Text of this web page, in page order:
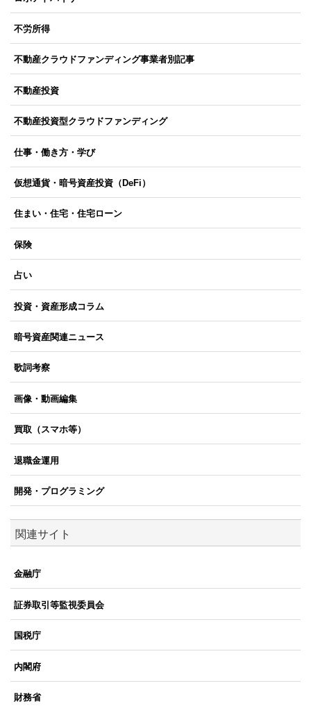
不労所得
不動産クラウドファンディング事業者別記事
不動産投資
不動産投資型クラウドファンディング
仕事・働き方・学び
仮想通貨・暗号資産投資（DeFi）
住まい・住宅・住宅ローン
保険
占い
投資・資産形成コラム
暗号資産関連ニュース
歌詞考察
画像・動画編集
買取（スマホ等）
退職金運用
開発・プログラミング
関連サイト
金融庁
証券取引等監視委員会
国税庁
内閣府
財務省